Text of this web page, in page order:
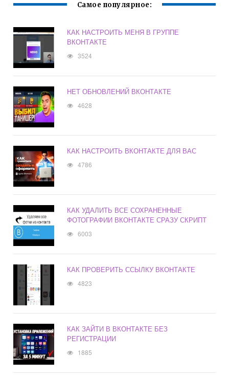
Самое популярное:
КАК НАСТРОИТЬ МЕНЯ В ГРУППЕ
ВКОНТАКТЕ
3524
НЕТ ОБНОВЛЕНИЙ ВКОНТАКТЕ
4628
КАК НАСТРОИТЬ ВКОНТАКТЕ ДЛЯ ВАС
4786
КАК УДАЛИТЬ ВСЕ СОХРАНЕННЫЕ
ФОТОГРАФИИ ВКОНТАКТЕ СРАЗУ СКРИПТ
6003
КАК ПРОВЕРИТЬ ССЫЛКУ ВКОНТАКТЕ
4823
КАК ЗАЙТИ В ВКОНТАКТЕ БЕЗ
РЕГИСТРАЦИИ
1885